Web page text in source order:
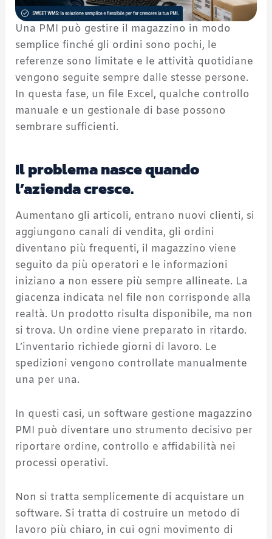
Una PMI può gestire il magazzino in modo
semplice finché gli ordini sono pochi, le
referenze sono limitate e le attività quotidiane
vengono seguite sempre dalle stesse persone.
In questa fase, un file Excel, qualche controllo
manuale e un gestionale di base possono
sembrare sufficienti.
Il problema nasce quando
l’azienda cresce.
Aumentano gli articoli, entrano nuovi clienti, si
aggiungono canali di vendita, gli ordini
diventano più frequenti, il magazzino viene
seguito da più operatori e le informazioni
iniziano a non essere più sempre allineate. La
giacenza indicata nel file non corrisponde alla
realtà. Un prodotto risulta disponibile, ma non
si trova. Un ordine viene preparato in ritardo.
L’inventario richiede giorni di lavoro. Le
spedizioni vengono controllate manualmente
una per una.
In questi casi, un software gestione magazzino
PMI può diventare uno strumento decisivo per
riportare ordine, controllo e affidabilità nei
processi operativi.
Non si tratta semplicemente di acquistare un
software. Si tratta di costruire un metodo di
lavoro più chiaro, in cui ogni movimento di